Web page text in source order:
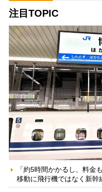
注目TOPIC
「約5時間かかるし、料金
移動に飛行機ではなく新幹